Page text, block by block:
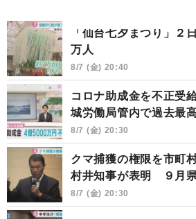
「仙台七夕まつり」
万人
8/7 (金) 20:40
コロナ助成金を不正
城労働局管内で過去最
8/7 (金) 20:30
クマ捕獲の権限を市町
村井知事が表明 ９月
8/7 (金) 20:30